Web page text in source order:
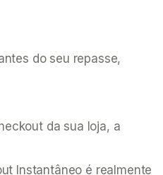
do seu repasse,
da sua loja, a
Instantâneo é realmente